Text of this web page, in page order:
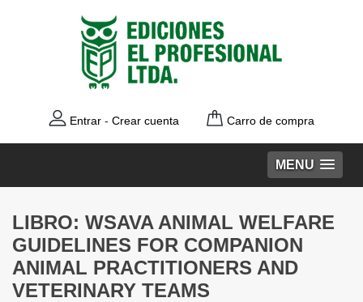
Entrar - Crear cuenta Carro de compra
MENU
LIBRO: WSAVA ANIMAL WELFARE
GUIDELINES FOR COMPANION
ANIMAL PRACTITIONERS AND
VETERINARY TEAMS